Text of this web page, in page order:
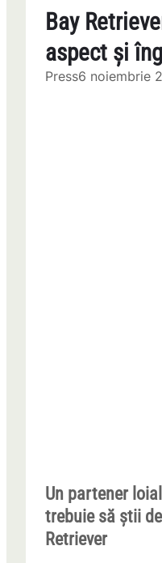
Bay
aspect și
Press6 noiembrie
Un partener
trebuie să știi
Retriever